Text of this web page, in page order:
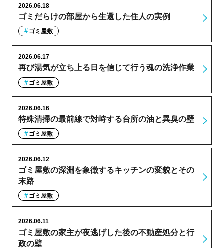
ゴミだらけの部屋から生還した住人の実例
2026.06.18
ゴミ屋敷
再び湯気が立ち上る日を信じて行う魂の洗浄作業
2026.06.17
ゴミ屋敷
特殊清掃の最前線で対峙する台所の油と異臭の壁
2026.06.16
ゴミ屋敷
ゴミ屋敷の深淵を象徴するキッチンの変貌とその
末路
2026.06.12
ゴミ屋敷
ゴミ屋敷の家主が夜逃げした後の不動産処分と行
政の壁
2026.06.11